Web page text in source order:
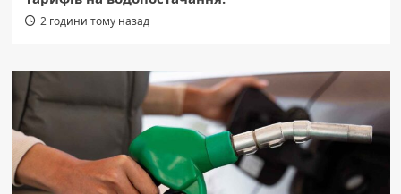
2 години тому назад